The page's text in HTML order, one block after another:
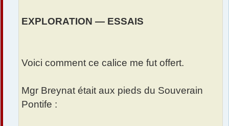
EXPLORATION — ESSAIS
Voici comment ce calice me fut offert.
Mgr Breynat était aux pieds du Souverain
Pontife :